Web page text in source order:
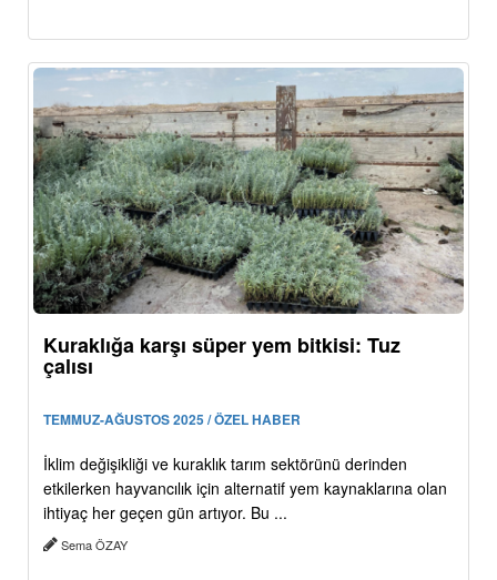
Kuraklığa karşı süper yem bitkisi: Tuz
çalısı
TEMMUZ-AĞUSTOS 2025 / ÖZEL HABER
İklim değişikliği ve kuraklık tarım sektörünü derinden
etkilerken hayvancılık için alternatif yem kaynaklarına olan
ihtiyaç her geçen gün artıyor. Bu ...
Sema ÖZAY